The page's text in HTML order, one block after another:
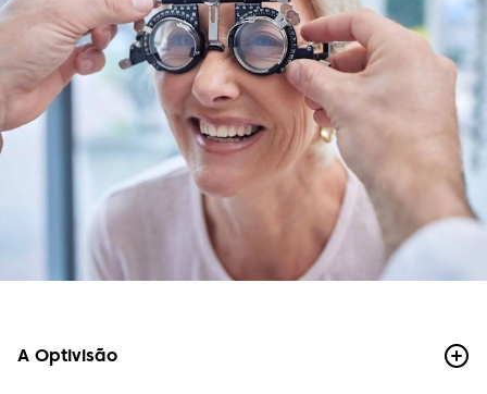
Instalações excelentes, funcionários
extremamente competentes e muito simpáticos.
Atendimento de excelência. Recomendo!
Marize Campos
Bom atendimento, preço justo e lentes
impecáveis.
Mariana Oliveira
Precisei de trocar as lentes numa urgência e fui
adequados para a qualidade. Com certeza
voltarei quando precisar. Recomendo!
A Optivisão